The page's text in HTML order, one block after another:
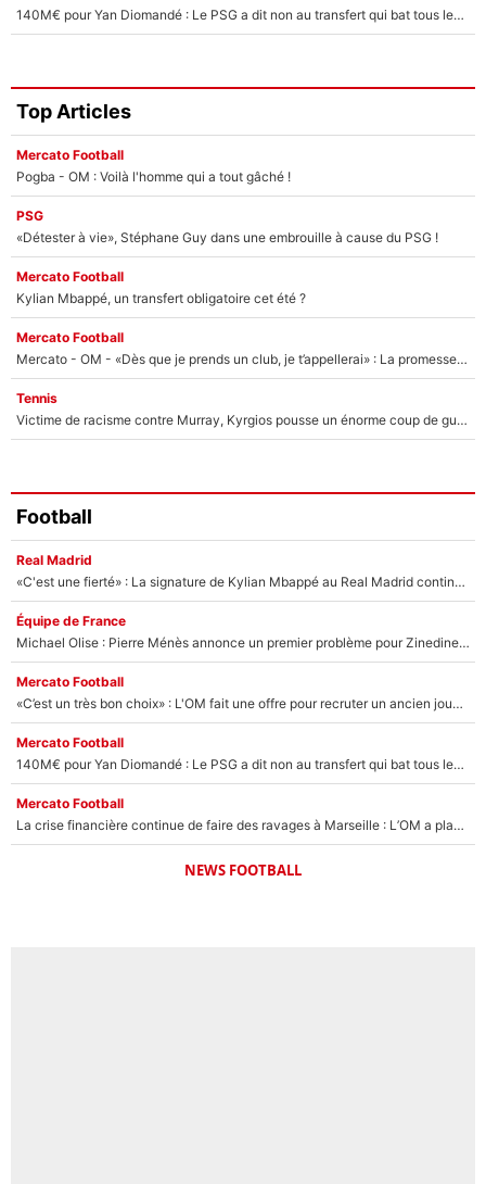
140M€ pour Yan Diomandé : Le PSG a dit non au transfert qui bat tous les records sur le mercato
Top Articles
Mercato Football
Pogba - OM : Voilà l'homme qui a tout gâché !
PSG
«Détester à vie», Stéphane Guy dans une embrouille à cause du PSG !
Mercato Football
Kylian Mbappé, un transfert obligatoire cet été ?
Mercato Football
Mercato - OM - «Dès que je prends un club, je t’appellerai» : La promesse de Marcelino au moment de claquer la porte
Tennis
Victime de racisme contre Murray, Kyrgios pousse un énorme coup de gueule !
Football
Real Madrid
«C'est une fierté» : La signature de Kylian Mbappé au Real Madrid continue de régaler l'Espagne
Équipe de France
Michael Olise : Pierre Ménès annonce un premier problème pour Zinedine Zidane en équipe de France
Mercato Football
«C’est un très bon choix» : L'OM fait une offre pour recruter un ancien joueur du PSG... et c'est validé dans l'After Foot !
Mercato Football
140M€ pour Yan Diomandé : Le PSG a dit non au transfert qui bat tous les records sur le mercato
Mercato Football
La crise financière continue de faire des ravages à Marseille : L’OM a placé 12 joueurs sur le marché des transferts… et ça pourrait lui rapporter près de 100M€ !
NEWS FOOTBALL